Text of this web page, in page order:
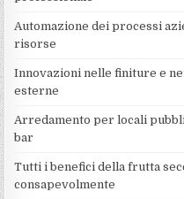
Automazione dei processi
risorse
Innovazioni nelle finiture e
esterne
Arredamento per locali
bar
Tutti i benefici della frutta
consapevolmente